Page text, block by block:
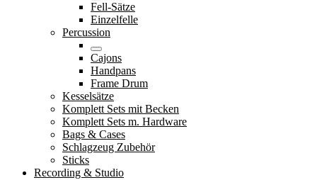
Fell-Sätze
Einzelfelle
Percussion
Cajons
Handpans
Frame Drum
Kesselsätze
Komplett Sets mit Becken
Komplett Sets m. Hardware
Bags & Cases
Schlagzeug Zubehör
Sticks
Recording & Studio